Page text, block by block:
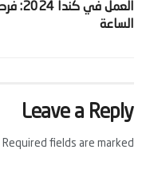
الساعة‬
Leave a Reply
Required fields are marked